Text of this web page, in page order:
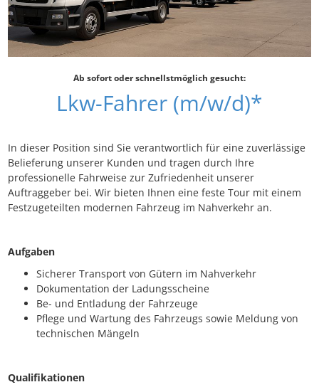
Ab sofort oder schnellstmöglich gesucht:
Lkw-Fahrer (m/w/d)*
In dieser Position sind Sie verantwortlich für eine zuverlässige
Belieferung unserer Kunden und tragen durch Ihre
professionelle Fahrweise zur Zufriedenheit unserer
Auftraggeber bei. Wir bieten Ihnen eine feste Tour mit einem
Festzugeteilten modernen Fahrzeug im Nahverkehr an.
Aufgaben
Sicherer Transport von Gütern im Nah­verkehr
Dokumentation der Ladungsscheine
Be- und Entladung der Fahrzeuge
Pflege und Wartung des Fahrzeugs sowie Meldung von
technischen Mängeln
Qualifikationen